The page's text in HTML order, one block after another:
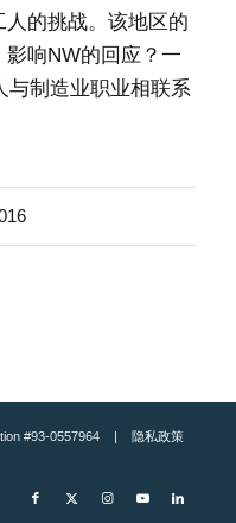
的挑战。该地区的
响NW的回应？一
与制造业职业相联系
#93-0557964 | 隐私政策